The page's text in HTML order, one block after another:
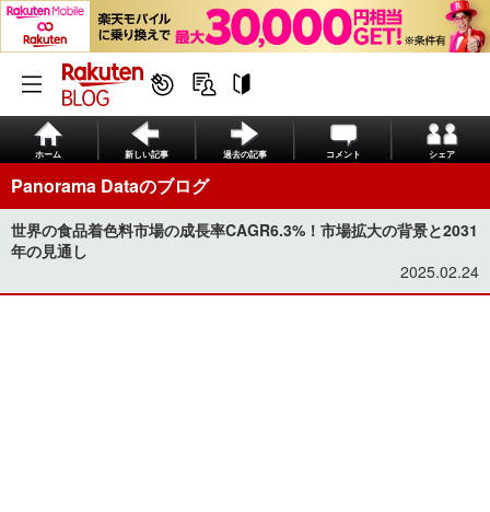
ホーム 新しい記事 過去の記事 コメント シェア
Panorama Dataのブログ
世界の食品着色料市場の成長率CAGR6.3%！市場拡大の背景と2031
年の見通し
2025.02.24